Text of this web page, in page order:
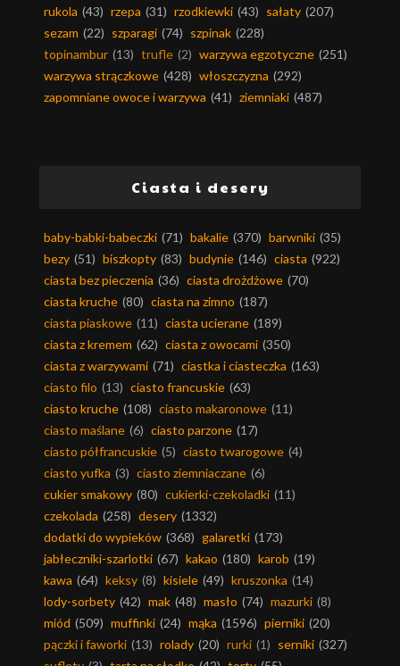
rukola (43) rzepa (31) rzodkiewki (43) sałaty (207)
sezam (22) szparagi (74) szpinak (228)
topinambur (13) trufle (2) warzywa egzotyczne (251)
warzywa strączkowe (428) włoszczyzna (292)
zapomniane owoce i warzywa (41) ziemniaki (487)
Ciasta i desery
baby-babki-babeczki (71) bakalie (370) barwniki (35)
bezy (51) biszkopty (83) budynie (146) ciasta (922)
ciasta bez pieczenia (36) ciasta drożdżowe (70)
ciasta kruche (80) ciasta na zimno (187)
ciasta piaskowe (11) ciasta ucierane (189)
ciasta z kremem (62) ciasta z owocami (350)
ciasta z warzywami (71) ciastka i ciasteczka (163)
ciasto filo (13) ciasto francuskie (63)
ciasto kruche (108) ciasto makaronowe (11)
ciasto maślane (6) ciasto parzone (17)
ciasto półfrancuskie (5) ciasto twarogowe (4)
ciasto yufka (3) ciasto ziemniaczane (6)
cukier smakowy (80) cukierki-czekoladki (11)
czekolada (258) desery (1332)
dodatki do wypieków (368) galaretki (173)
jabłeczniki-szarlotki (67) kakao (180) karob (19)
kawa (64) keksy (8) kisiele (49) kruszonka (14)
lody-sorbety (42) mak (48) masło (74) mazurki (8)
miód (509) muffinki (24) mąka (1596) pierniki (20)
pączki i faworki (13) rolady (20) rurki (1) serniki (327)